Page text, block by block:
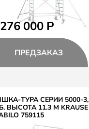
341,0 кг
000 Р
ПРЕДЗАКАЗ
ТУРА СЕРИИ 5000-3,
ВЫСОТА 11.3 М KRAUSE
759115